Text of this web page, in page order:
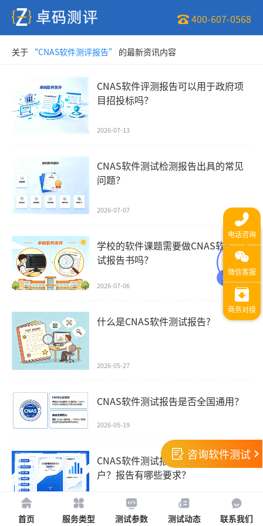
400-607-0568
关于 “CNAS软件测评报告” 的最新资讯内容
CNAS软件评测报告可以用于政府项
目招投标吗？
2026-07-13
CNAS软件测试检测报告出具的常见
问题？
2026-07-07
学校的软件课题需要做CNAS软件测
试报告书吗？
2026-07-06
什么是CNAS软件测试报告?
2026-05-27
CNAS软件测试报告是否全国通用？
2026-05-19
CNAS软件测试报告怎么提交给客
户？报告有哪些要求？
咨询软件测试
首页 服务类型 测试参数 测试动态 联系我们